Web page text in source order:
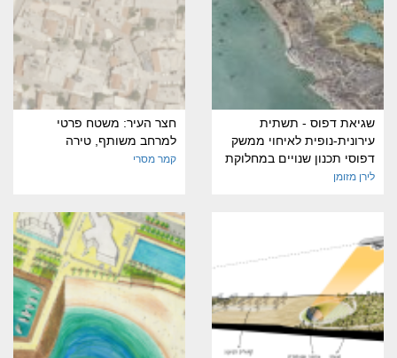
שגיאת דפוס - תשתית
עירונית-נופית לאיחוי ממשק
דפוסי תכנון שנויים במחלוקת
לירן מזומן
חצר העיר: משטח פרטי
למרחב משותף, טירה
קמר מסרי